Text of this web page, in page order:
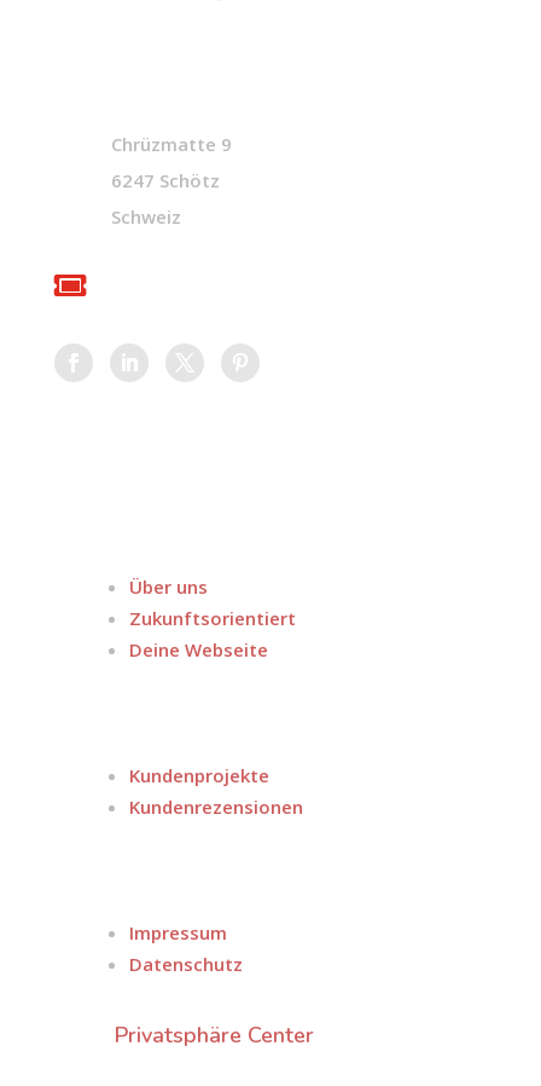
Chrüzmatte 9
6247 Schötz
Schweiz

Über uns
Zukunftsorientiert
Deine Webseite
Kundenprojekte
Kundenrezensionen
Impressum
Datenschutz
Privatsphäre Center